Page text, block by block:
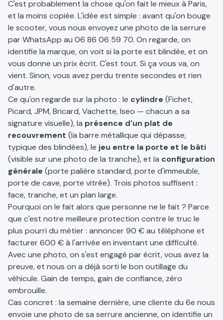
C'est probablement la chose qu'on fait le mieux à Paris,
et la moins copiée. L'idée est simple : avant qu'on bouge
le scooter, vous nous envoyez une photo de la serrure
par WhatsApp au 06 86 06 59 70. On regarde, on
identifie la marque, on voit si la porte est blindée, et on
vous donne un prix écrit. C'est tout. Si ça vous va, on
vient. Sinon, vous avez perdu trente secondes et rien
d'autre.
Ce qu'on regarde sur la photo : le cylindre (Fichet,
Picard, JPM, Bricard, Vachette, Iseo — chacun a sa
signature visuelle), la présence d'un plat de
recouvrement (la barre métallique qui dépasse,
typique des blindées), le jeu entre la porte et le bâti
(visible sur une photo de la tranche), et la configuration
générale (porte palière standard, porte d'immeuble,
porte de cave, porte vitrée). Trois photos suffisent :
face, tranche, et un plan large.
Pourquoi on le fait alors que personne ne le fait ? Parce
que c'est notre meilleure protection contre le truc le
plus pourri du métier : annoncer 90 € au téléphone et
facturer 600 € à l'arrivée en inventant une difficulté.
Avec une photo, on s'est engagé par écrit, vous avez la
preuve, et nous on a déjà sorti le bon outillage du
véhicule. Gain de temps, gain de confiance, zéro
embrouille.
Cas concret : la semaine dernière, une cliente du 6e nous
envoie une photo de sa serrure ancienne, on identifie un